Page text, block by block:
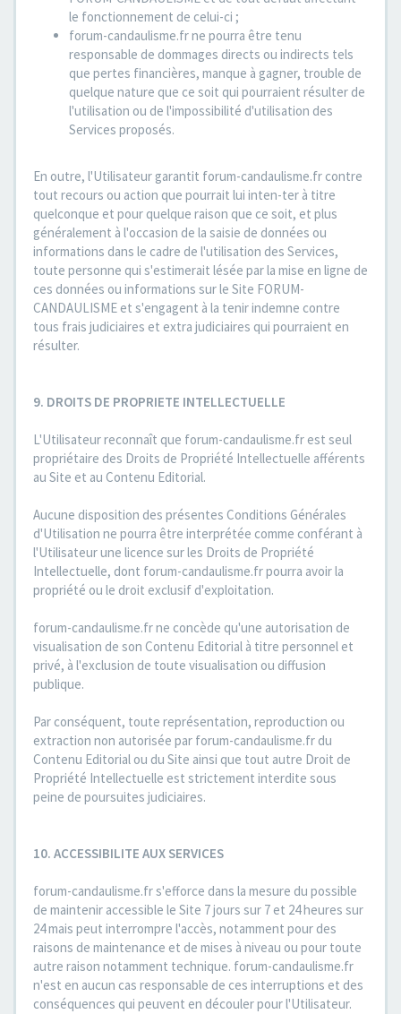
le fonctionnement de celui-ci ;
forum-candaulisme.fr ne pourra être tenu
responsable de dommages directs ou indirects tels
que pertes financières, manque à gagner, trouble de
quelque nature que ce soit qui pourraient résulter de
l'utilisation ou de l'impossibilité d'utilisation des
Services proposés.
En outre, l'Utilisateur garantit forum-candaulisme.fr contre
tout recours ou action que pourrait lui inten-ter à titre
quelconque et pour quelque raison que ce soit, et plus
généralement à l'occasion de la saisie de données ou
informations dans le cadre de l'utilisation des Services,
toute personne qui s'estimerait lésée par la mise en ligne de
ces données ou informations sur le Site FORUM-
CANDAULISME et s'engagent à la tenir indemne contre
tous frais judiciaires et extra judiciaires qui pourraient en
résulter.
9. DROITS DE PROPRIETE INTELLECTUELLE
L'Utilisateur reconnaît que forum-candaulisme.fr est seul
propriétaire des Droits de Propriété Intellectuelle afférents
au Site et au Contenu Editorial.
Aucune disposition des présentes Conditions Générales
d'Utilisation ne pourra être interprétée comme conférant à
l'Utilisateur une licence sur les Droits de Propriété
Intellectuelle, dont forum-candaulisme.fr pourra avoir la
propriété ou le droit exclusif d'exploitation.
forum-candaulisme.fr ne concède qu'une autorisation de
visualisation de son Contenu Editorial à titre personnel et
privé, à l'exclusion de toute visualisation ou diffusion
publique.
Par conséquent, toute représentation, reproduction ou
extraction non autorisée par forum-candaulisme.fr du
Contenu Editorial ou du Site ainsi que tout autre Droit de
Propriété Intellectuelle est strictement interdite sous
peine de poursuites judiciaires.
10. ACCESSIBILITE AUX SERVICES
forum-candaulisme.fr s'efforce dans la mesure du possible
de maintenir accessible le Site 7 jours sur 7 et 24 heures sur
24 mais peut interrompre l'accès, notamment pour des
raisons de maintenance et de mises à niveau ou pour toute
autre raison notamment technique. forum-candaulisme.fr
n'est en aucun cas responsable de ces interruptions et des
conséquences qui peuvent en découler pour l'Utilisateur.